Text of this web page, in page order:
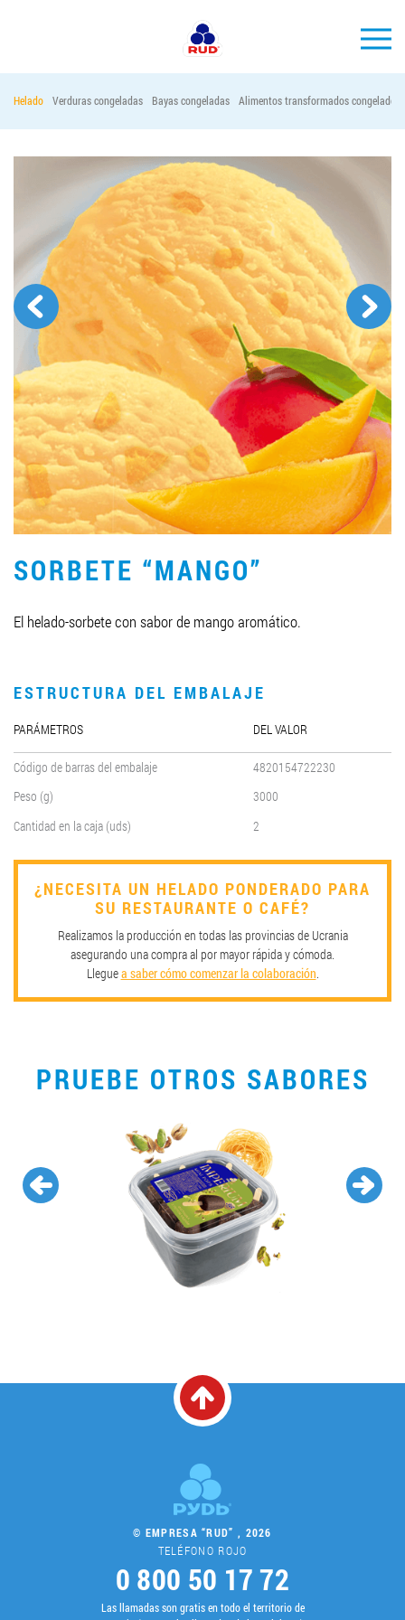
PRODUCCIÓN
EMPRESA
Horeca
Contactos
Vacantes
PEDIR PRODUCTOS "RUD":
LLEGAR A SER SOCIO
0412 48 28 17
0412 42 29 23
Helado Verduras congeladas Bayas congeladas Alimentos transformados congelados
SORBETE “MANGO”
El helado-sorbete con sabor de mango aromático.
ESTRUCTURA DEL EMBALAJE
PARÁMETROS DEL VALOR
Código de barras del embalaje
4820154722230
Peso (g)
3000
Cantidad en la caja (uds)
2
¿NECESITA UN HELADO PONDERADO PARA
SU RESTAURANTE O CAFÉ?
Realizamos la producción en todas las provincias de Ucrania
asegurando una compra al por mayor rápida y cómoda.
Lleguea saber cómo comenzar la colaboración.
PRUEBE OTROS SABORES
© EMPRESA “RUD” , 2026
TELÉFONO ROJO
0 800 50 17 72
Las llamadas son gratis en todo el territorio de